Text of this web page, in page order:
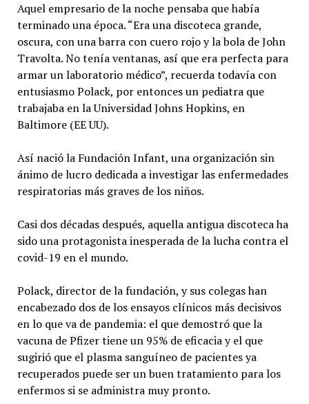
Aquel empresario de la noche pensaba que había
terminado una época. “Era una discoteca grande,
oscura, con una barra con cuero rojo y la bola de John
Travolta. No tenía ventanas, así que era perfecta para
armar un laboratorio médico”, recuerda todavía con
entusiasmo Polack, por entonces un pediatra que
trabajaba en la Universidad Johns Hopkins, en
Baltimore (EE UU).
Así nació la Fundación Infant, una organización sin
ánimo de lucro dedicada a investigar las enfermedades
respiratorias más graves de los niños.
Casi dos décadas después, aquella antigua discoteca ha
sido una protagonista inesperada de la lucha contra el
covid-19 en el mundo.
Polack, director de la fundación, y sus colegas han
encabezado dos de los ensayos clínicos más decisivos
en lo que va de pandemia: el que demostró que la
vacuna de Pfizer tiene un 95% de eficacia y el que
sugirió que el plasma sanguíneo de pacientes ya
recuperados puede ser un buen tratamiento para los
enfermos si se administra muy pronto.